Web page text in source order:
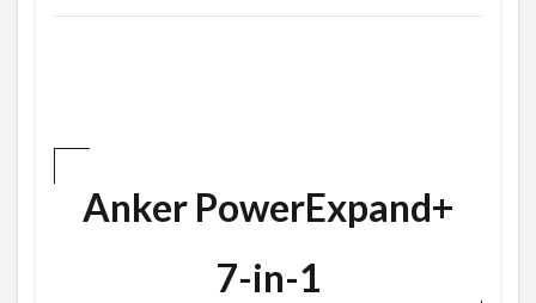
Anker PowerExpand+
7-in-1